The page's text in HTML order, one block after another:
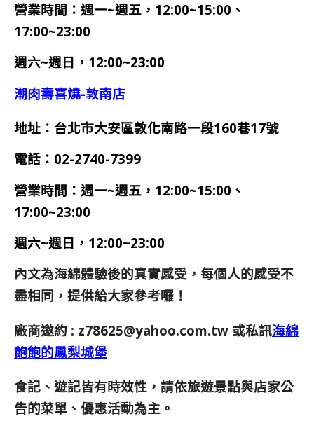
營業時間： 週一~週五，12:00~15:00、
17:00~23:00
週六~週日， 12:00~23:00
潮肉壽喜燒-敦南店
地址：台北市大安區敦化南路一段160巷17號
電話： 02-2740-7399
營業時間： 週一~週五，12:00~15:00、
17:00~23:00
週六~週日， 12:00~23:00
內文為海綿體驗後的真實感受，每個人的感受不
盡相同，提供給大家參考囉！
廠商邀約 : z78625@yahoo.com.tw 或私訊海綿
飽飽的鳳梨城堡
食記、遊記皆有時效性，請依旅遊景點與店家公
告的菜單、優惠活動為主。